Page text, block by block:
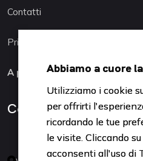
Contatti
Privacy Policy
A protezione del cliente
Contattaci
Abbiamo a cuore
Utilizziamo i cookie
per offrirti
ricordando le tue
le visite. Cliccando
acconsenti all'uso di